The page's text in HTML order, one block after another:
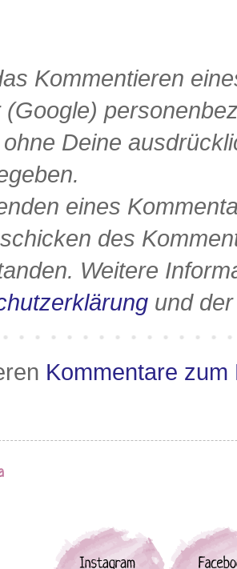
Kommentieren
(Google)
Deine
eines
des
Weitere
und
Kommentare zum